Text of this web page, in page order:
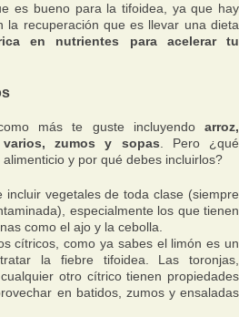
es bueno para la tifoidea, ya que hay
la recuperación que es llevar una dieta
en nutrientes para acelerar tu
más te guste incluyendo arroz,
zumos y sopas . Pero ¿qué
y por qué debes incluirlos?
incluir vegetales de toda clase (siempre
especialmente los que tienen
como el ajo y la cebolla.
cítricos, como ya sabes el limón es un
la fiebre tifoidea. Las toronjas,
otro cítrico tienen propiedades
en batidos, zumos y ensaladas